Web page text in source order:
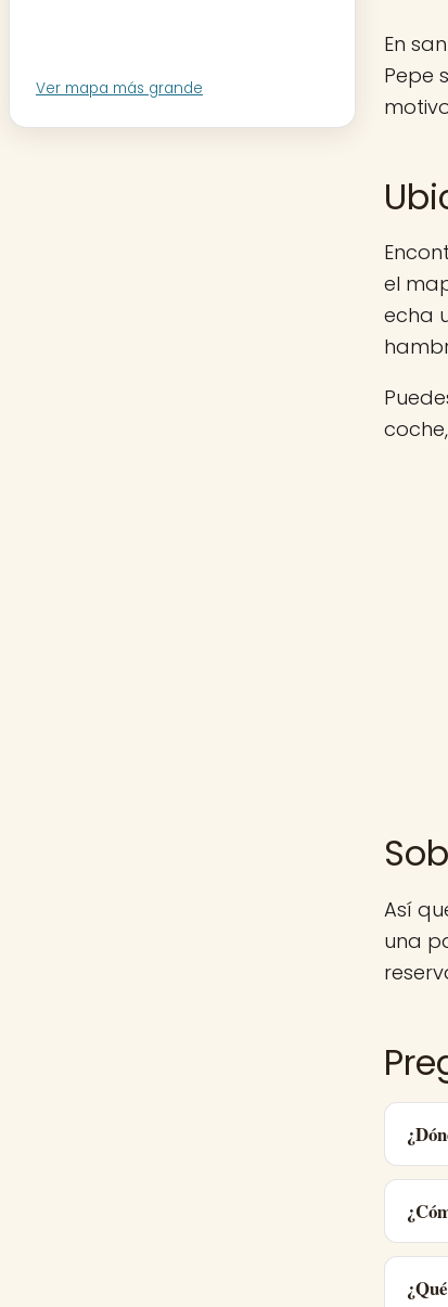
Ver mapa más grande
En
Pepe
el
echa
Así
una